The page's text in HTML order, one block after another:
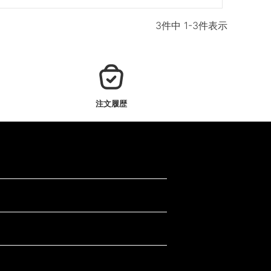
3件中 1-3件表示
注文履歴